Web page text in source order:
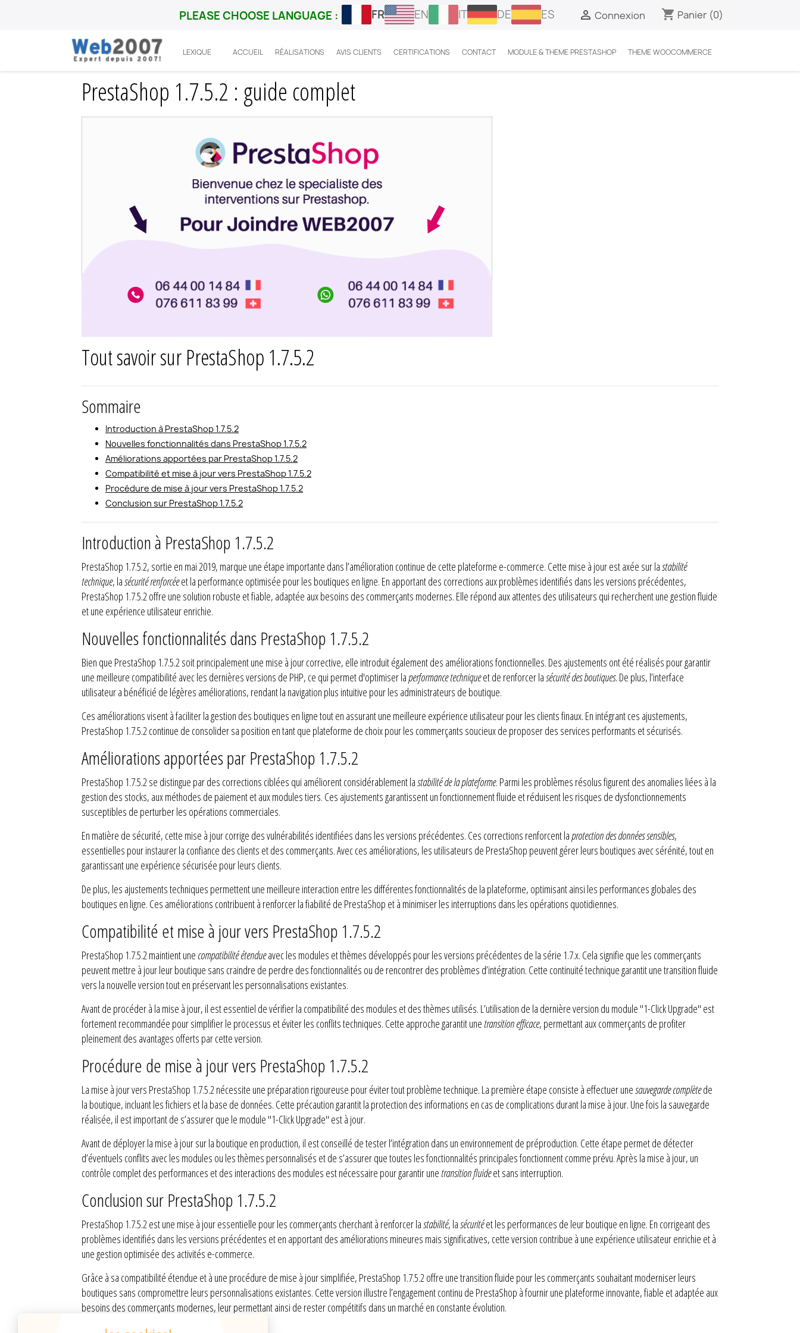
PLEASE CHOOSE LANGUAGE : FR EN IT DE ES  Connexion shopping_cart Panier (0)
LEXIQUE ACCUEIL RÉALISATIONS AVIS CLIENTS CERTIFICATIONS CONTACT MODULE & THEME PRESTASHOP THEME WOOCOMMERCE
Accueil Prestashop
PrestaShop 1.7.5.2 : guide complet
Tout savoir sur PrestaShop 1.7.5.2
Sommaire
Introduction à PrestaShop 1.7.5.2
Nouvelles fonctionnalités dans PrestaShop 1.7.5.2
Améliorations apportées par PrestaShop 1.7.5.2
Compatibilité et mise à jour vers PrestaShop 1.7.5.2
Procédure de mise à jour vers PrestaShop 1.7.5.2
Conclusion sur PrestaShop 1.7.5.2
Introduction à PrestaShop 1.7.5.2
PrestaShop 1.7.5.2, sortie en mai 2019, marque une étape importante dans l’amélioration continue de cette plateforme e-commerce. Cette mise à jour est axée sur lastabilité
technique, lasécurité renforcéeet la performance optimisée pour les boutiques en ligne. En apportant des corrections aux problèmes identifiés dans les versions précédentes,
PrestaShop 1.7.5.2 offre une solution robuste et fiable, adaptée aux besoins des commerçants modernes. Elle répond aux attentes des utilisateurs qui recherchent une gestion fluide
et une expérience utilisateur enrichie.
Nouvelles fonctionnalités dans PrestaShop 1.7.5.2
Bien que PrestaShop 1.7.5.2 soit principalement une mise à jour corrective, elle introduit également des améliorations fonctionnelles. Des ajustements ont été réalisés pour garantir
une meilleure compatibilité avec les dernières versions de PHP, ce qui permet d'optimiser laperformance techniqueet de renforcer lasécurité des boutiques. De plus, l’interface
utilisateur a bénéficié de légères améliorations, rendant la navigation plus intuitive pour les administrateurs de boutique.
Ces améliorations visent à faciliter la gestion des boutiques en ligne tout en assurant une meilleure expérience utilisateur pour les clients finaux. En intégrant ces ajustements,
PrestaShop 1.7.5.2 continue de consolider sa position en tant que plateforme de choix pour les commerçants soucieux de proposer des services performants et sécurisés.
Améliorations apportées par PrestaShop 1.7.5.2
PrestaShop 1.7.5.2 se distingue par des corrections ciblées qui améliorent considérablement lastabilité de la plateforme. Parmi les problèmes résolus figurent des anomalies liées à la
gestion des stocks, aux méthodes de paiement et aux modules tiers. Ces ajustements garantissent un fonctionnement fluide et réduisent les risques de dysfonctionnements
susceptibles de perturber les opérations commerciales.
En matière de sécurité, cette mise à jour corrige des vulnérabilités identifiées dans les versions précédentes. Ces corrections renforcent laprotection des données sensibles,
essentielles pour instaurer la confiance des clients et des commerçants. Avec ces améliorations, les utilisateurs de PrestaShop peuvent gérer leurs boutiques avec sérénité, tout en
garantissant une expérience sécurisée pour leurs clients.
De plus, les ajustements techniques permettent une meilleure interaction entre les différentes fonctionnalités de la plateforme, optimisant ainsi les performances globales des
boutiques en ligne. Ces améliorations contribuent à renforcer la fiabilité de PrestaShop et à minimiser les interruptions dans les opérations quotidiennes.
Compatibilité et mise à jour vers PrestaShop 1.7.5.2
PrestaShop 1.7.5.2 maintient une compatibilité étendueavec les modules et thèmes développés pour les versions précédentes de la série 1.7.x. Cela signifie que les commerçants
peuvent mettre à jour leur boutique sans craindre de perdre des fonctionnalités ou de rencontrer des problèmes d’intégration. Cette continuité technique garantit une transition fluide
vers la nouvelle version tout en préservant les personnalisations existantes.
Avant de procéder à la mise à jour, il est essentiel de vérifier la compatibilité des modules et des thèmes utilisés. L’utilisation de la dernière version du module "1-Click Upgrade" est
fortement recommandée pour simplifier le processus et éviter les conflits techniques. Cette approche garantit unetransition efficace, permettant aux commerçants de profiter
pleinement des avantages offerts par cette version.
Procédure de mise à jour vers PrestaShop 1.7.5.2
La mise à jour vers PrestaShop 1.7.5.2 nécessite une préparation rigoureuse pour éviter tout problème technique. La première étape consiste à effectuer unesauvegarde complètede
la boutique, incluant les fichiers et la base de données. Cette précaution garantit la protection des informations en cas de complications durant la mise à jour. Une fois la sauvegarde
réalisée, il est important de s’assurer que le module "1-Click Upgrade" est à jour.
Avant de déployer la mise à jour sur la boutique en production, il est conseillé de tester l’intégration dans un environnement de préproduction. Cette étape permet de détecter
d’éventuels conflits avec les modules ou les thèmes personnalisés et de s’assurer que toutes les fonctionnalités principales fonctionnent comme prévu. Après la mise à jour, un
contrôle complet des performances et des interactions des modules est nécessaire pour garantir unetransition fluideet sans interruption.
Conclusion sur PrestaShop 1.7.5.2
PrestaShop 1.7.5.2 est une mise à jour essentielle pour les commerçants cherchant à renforcer lastabilité, lasécuritéet les performances de leur boutique en ligne. En corrigeant des
problèmes identifiés dans les versions précédentes et en apportant des améliorations mineures mais significatives, cette version contribue à une expérience utilisateur enrichie et à
une gestion optimisée des activités e-commerce.
Grâce à sa compatibilité étendue et à une procédure de mise à jour simplifiée, PrestaShop 1.7.5.2 offre une transition fluide pour les commerçants souhaitant moderniser leurs
boutiques sans compromettre leurs personnalisations existantes. Cette version illustre l’engagement continu de PrestaShop à fournir une plateforme innovante, fiable et adaptée aux
besoins des commerçants modernes, leur permettant ainsi de rester compétitifs dans un marché en constante évolution.